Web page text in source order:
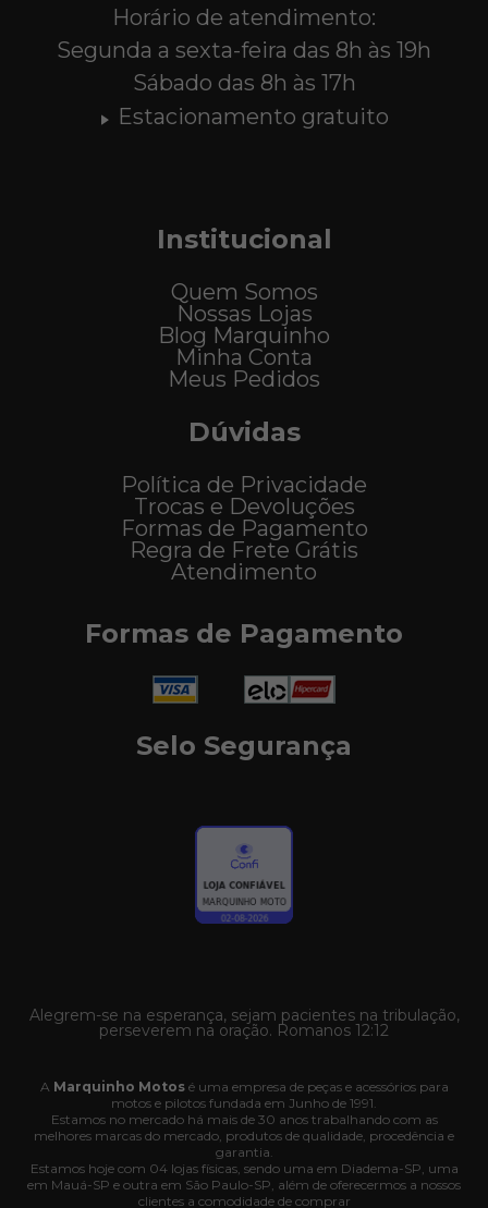
Horário de atendimento:
Segunda a sexta-feira das 8h às 19h
Sábado das 8h às 17h
Estacionamento gratuito
Institucional
Quem Somos
Nossas Lojas
Blog Marquinho
Minha Conta
Meus Pedidos
Dúvidas
Política de Privacidade
Trocas e Devoluções
Formas de Pagamento
Regra de Frete Grátis
Atendimento
Formas de Pagamento
Selo Segurança
Alegrem-se na esperança, sejam pacientes na tribulação,
perseverem na oração. Romanos 12:12
A Marquinho Motosé uma empresa de peças e acessórios para
motos e pilotos fundada em Junho de 1991.
Estamos no mercado há mais de 30 anos trabalhando com as
melhores marcas do mercado, produtos de qualidade, procedência e
garantia.
Estamos hoje com 04 lojas físicas, sendo uma em Diadema-SP, uma
em Mauá-SP e outra em São Paulo-SP, além de oferecermos a nossos
clientes a comodidade de comprar